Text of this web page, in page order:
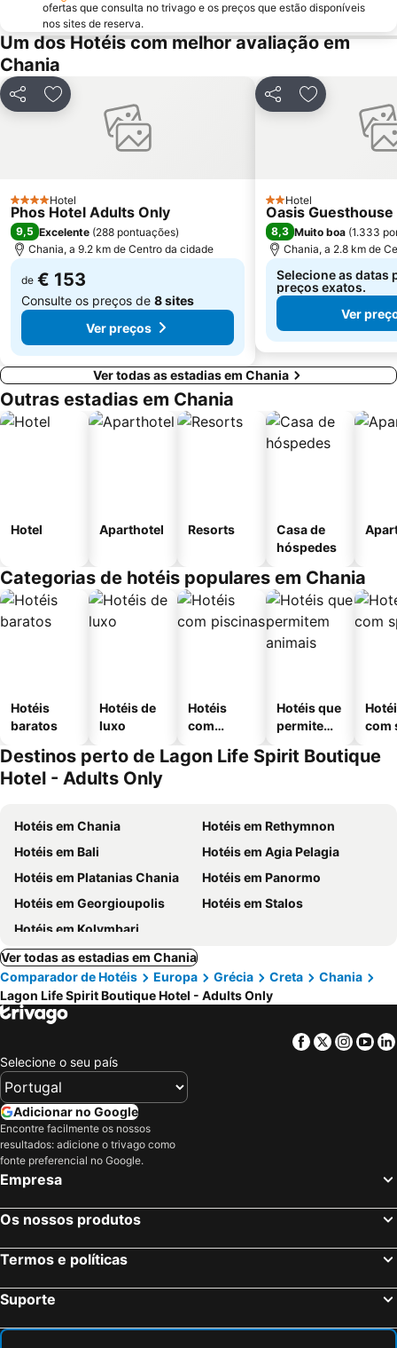
ofertas que consulta no trivago e os preços que estão disponíveis
nos sites de reserva.
Um dos Hotéis com melhor avaliação em
Chania
PartilharAdicionar aos favoritos
4 Estrelas
Hotel
Phos Hotel Adults Only
9,5 Excelente (288 pontuações)
Chania, a 9.2 km de Centro da cidade
de € 153
Consulte os preços de 8 sites
Ver preços
PartilharAdicionar
2 Estrelas
Hotel
Oasis Guesthouse
8,3 Muito boa (1.333
Chania, a 2.8 km de
Selecione as datas
preços exatos.
Ver
Ver todas as estadias em Chania
Outras estadias em Chania
Hotel Aparthotel Resorts
Casa de
hóspedes
Categorias de hotéis populares em Chania
Hotéis
baratos
Hotéis de
luxo
Hotéis
com
Hotéis que
permitem
com
Destinos perto de Lagon Life Spirit Boutique
Hotel - Adults Only
Hotéis em Chania
Hotéis em Rethymnon
Hotéis em Bali
Hotéis em Agia Pelagia
Hotéis em Platanias Chania
Hotéis em Panormo
Hotéis em Georgioupolis
Hotéis em Stalos
Hotéis em Kolymbari
Ver todas as estadias em Chania
Comparador de Hotéis
Europa Grécia Creta
Chania
Lagon Life Spirit Boutique Hotel - Adults Only
Facebook
Twitter
Selecione o seu país
Adicionar no Google
Encontre facilmente os nossos
resultados: adicione o trivago como
fonte preferencial no Google.
Empresa
Os nossos produtos
Termos e políticas
Suporte